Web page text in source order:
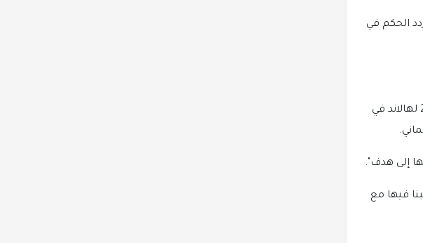
الحكم في
ورفع هالاند رصيده في صدارة ترتيب الهدافين الى 18 هدفاً هذا الموسم. كما انه الهدف الرقم 23 لهالاند في
إلى هدف".
التي لعبنا فيها مع